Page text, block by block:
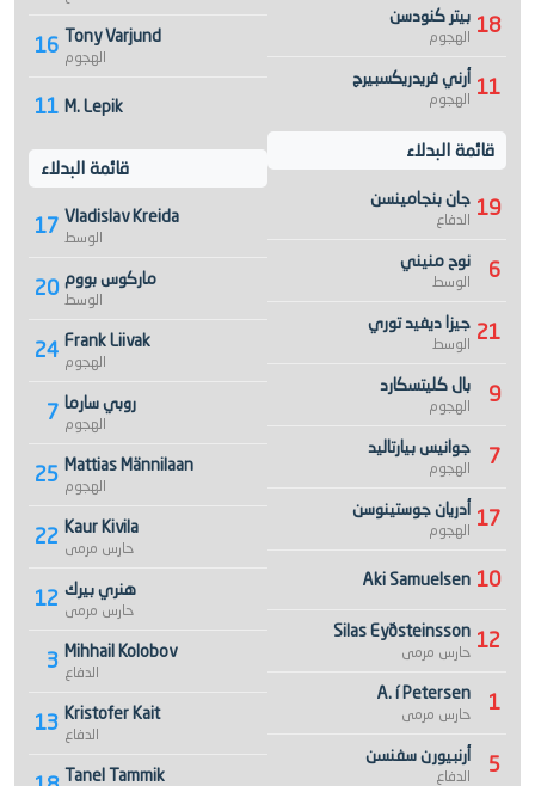
16 Tony Varjund
الهجوم
11 M. Lepik
قائمة البدلاء
17 Vladislav Kreida
الوسط
20 ماركوس بووم
الوسط
24 Frank Liivak
الهجوم
7 روبي سارما
الهجوم
25 Mattias Männilaan
الهجوم
22 Kaur Kivila
حارس مرمى
12 هنري بيرك
حارس مرمى
3 Mihhail Kolobov
الدفاع
13 Kristofer Kait
الدفاع
Tanel Tammik
18 بيتر كنودسن
الهجوم
11 أرني فريدريكسبيرج
الهجوم
قائمة البدلاء
19 جان بنجامينسن
الدفاع
6 نوح منيني
الوسط
21 جيزا ديفيد توري
الوسط
9 بال كليتسكارد
الهجوم
7 جوانيس بيارتاليد
الهجوم
17 أدريان جوستينوسن
الهجوم
10
Aki Samuelsen
12
Silas Eyðsteinsson
حارس مرمى
1
A. í Petersen
حارس مرمى
5 أرنبيورن سفنسن
الدفاع